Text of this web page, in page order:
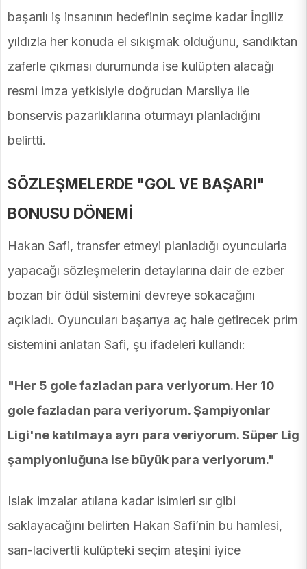
başarılı iş insanının hedefinin seçime kadar İngiliz
yıldızla her konuda el sıkışmak olduğunu, sandıktan
zaferle çıkması durumunda ise kulüpten alacağı
resmi imza yetkisiyle doğrudan Marsilya ile
bonservis pazarlıklarına oturmayı planladığını
belirtti.
SÖZLEŞMELERDE "GOL VE BAŞARI"
BONUSU DÖNEMİ
Hakan Safi, transfer etmeyi planladığı oyuncularla
yapacağı sözleşmelerin detaylarına dair de ezber
bozan bir ödül sistemini devreye sokacağını
açıkladı. Oyuncuları başarıya aç hale getirecek prim
sistemini anlatan Safi, şu ifadeleri kullandı:
"Her 5 gole fazladan para veriyorum. Her 10
gole fazladan para veriyorum. Şampiyonlar
Ligi'ne katılmaya ayrı para veriyorum. Süper Lig
şampiyonluğuna ise büyük para veriyorum."
Islak imzalar atılana kadar isimleri sır gibi
saklayacağını belirten Hakan Safi’nin bu hamlesi,
sarı-lacivertli kulüpteki seçim ateşini iyice